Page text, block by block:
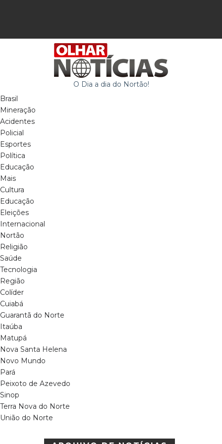
O Dia a dia do Nortão!
Brasil
Mineração
Acidentes
Policial
Esportes
Política
Educação
Mais
Cultura
Educação
Eleições
Internacional
Nortão
Religião
Saúde
Tecnologia
Região
Colíder
Cuiabá
Guarantã do Norte
Itaúba
Matupá
Nova Santa Helena
Novo Mundo
Pará
Peixoto de Azevedo
Sinop
Terra Nova do Norte
União do Norte